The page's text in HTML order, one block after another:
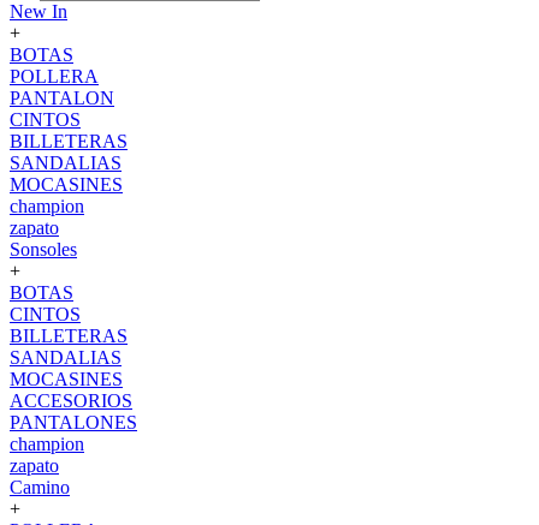
New In
+
BOTAS
POLLERA
PANTALON
CINTOS
BILLETERAS
SANDALIAS
MOCASINES
champion
zapato
Sonsoles
+
BOTAS
CINTOS
BILLETERAS
SANDALIAS
MOCASINES
ACCESORIOS
PANTALONES
champion
zapato
Camino
+